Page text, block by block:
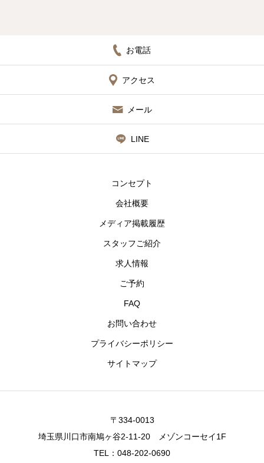
お電話
アクセス
メール
LINE
コンセプト
会社概要
メディア掲載履歴
スタッフご紹介
求人情報
ご予約
FAQ
お問い合わせ
プライバシーポリシー
サイトマップ
〒334-0013
埼玉県川口市南鳩ヶ谷2-11-20 メゾンコーセイ1F
TEL：048-202-0690